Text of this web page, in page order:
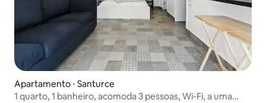
Apartamento ⋅ Santurce
1 quarto, 1 banheiro, acomoda 3 pessoas, Wi-Fi, a uma